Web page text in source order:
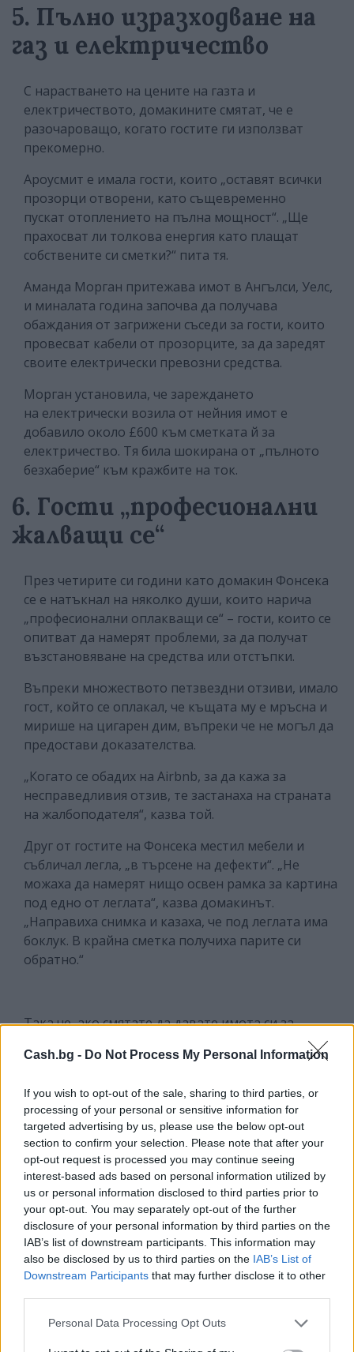
Cash.bg - Do Not Process My Personal Information
If you wish to opt-out of the sale, sharing to third parties, or
processing of your personal or sensitive information for
targeted advertising by us, please use the below opt-out
section to confirm your selection. Please note that after your
opt-out request is processed you may continue seeing
interest-based ads based on personal information utilized by
us or personal information disclosed to third parties prior to
your opt-out. You may separately opt-out of the further
disclosure of your personal information by third parties on the
IAB’s list of downstream participants. This information may
also be disclosed by us to third parties on the IAB’s List of
Downstream Participants that may further disclose it to other
Personal Data Processing Opt Outs
5. Пълно изразходване на
газ и електричество
С нарастването на цените на газта и
електричеството, домакините смятат, че е
разочароващо, когато гостите ги използват
прекомерно.
Ароусмит е имала гости, които „оставят всички
прозорци отворени, като същевременно
пускат отоплението на пълна мощност“. „Ще
прахосват ли толкова енергия като плащат
собствените си сметки?“ пита тя.
Аманда Морган притежава имот в Ангълси, Уелс,
и миналата година започва да получава
обаждания от загрижени съседи за гости, които
провесват кабели от прозорците, за да заредят
своите електрически превозни средства.
Морган установила, че зареждането
на електрически возила от нейния имот е
добавило около £600 към сметката й за
електричество. Тя била шокирана от „пълното
безхаберие“ към кражбите на ток.
6. Гости „професионални
жалващи се“
През четирите си години като домакин Фонсека
се е натъкнал на няколко души, които нарича
„професионални оплакващи се“ – гости, които се
опитват да намерят проблеми, за да получат
възстановяване на средства или отстъпки.
Въпреки множеството петзвездни отзиви, имало
гост, който се оплакал, че къщата му е мръсна и
мирише на цигарен дим, въпреки че не могъл да
предостави доказателства.
„Когато се обадих на Airbnb, за да кажа за
несправедливия отзив, те застанаха на страната
на жалбоподателя“, казва той.
Друг от гостите на Фонсека местил мебели и
събличал легла, „в търсене на дефекти“. „Не
можаха да намерят нищо освен рамка за картина
под едно от леглата“, казва домакинът.
„Направиха снимка и казаха, че под леглата има
боклук. В крайна сметка получиха парите си
обратно.“
Така че, ако смятате да давате имота си за
краткосрочно наемане, подгответе се не само за
приятни гости.
УСЛУГИ КРАТКОСРОЧНО НАЕМАНЕ КЪЩИ ЗА ГОСТИ
ВСИЧКИ НОВИНИ »
Последвайте ни в ТЕЛЕГРАМ
Последвайте ни във ВАЙБЪР